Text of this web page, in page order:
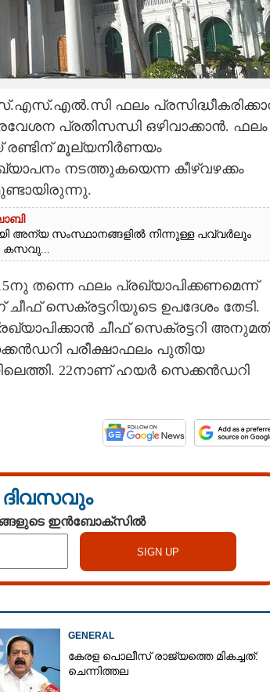
ഫലം
പ്രതിസന്ധി ഒഴിവാക്കാൻ. ഫലം
രണ്ടിന് മൂല്യനിർണയം
നടത്തുകയെന്ന കീഴ്‌വഴക്കം
അന്യ സംസ്ഥാനങ്ങളിൽ നിന്നുള്ള പവ്വർലൂം
കസവു...
തന്നെ ഫലം പ്രഖ്യാപിക്കണമെന്ന്
സെക്രട്ടറിയുടെ ഉപദേശം തേടി.
ചീഫ് സെക്രട്ടറി
പരീക്ഷാഫലം പുതിയ
22നാണ് ഹയർ സെക്കൻഡറി
ദിവസവും
ഇൻബോക്സിൽ
GENERAL
കേരള പൊലീസ് രാജ്യത്തെ മികച്ചത്:
ചെന്നിത്തല